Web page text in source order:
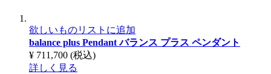
欲しいものリストに追加
balance plus Pendantバランス プラス ペンダント
¥ 711,700 (税込)
詳しく見る